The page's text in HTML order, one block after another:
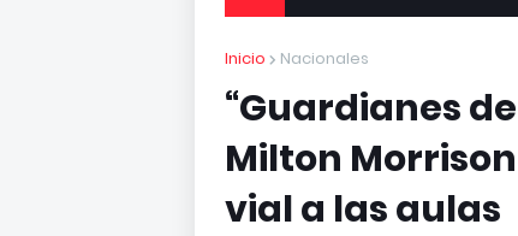
Inicio Nacionales
“Guardianes
Milton
vial a las aulas